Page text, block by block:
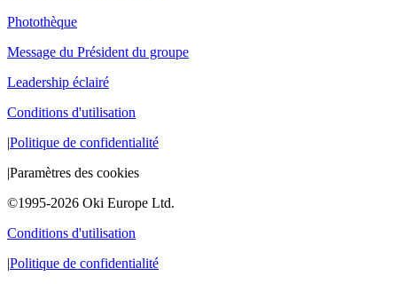
Photothèque
Message du Président du groupe
Leadership éclairé
Conditions d'utilisation
|Politique de confidentialité
|Paramètres des cookies
©1995-2026 Oki Europe Ltd.
Conditions d'utilisation
|Politique de confidentialité